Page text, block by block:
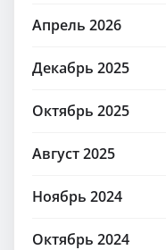
Апрель 2026
Декабрь 2025
Октябрь 2025
Август 2025
Ноябрь 2024
Октябрь 2024